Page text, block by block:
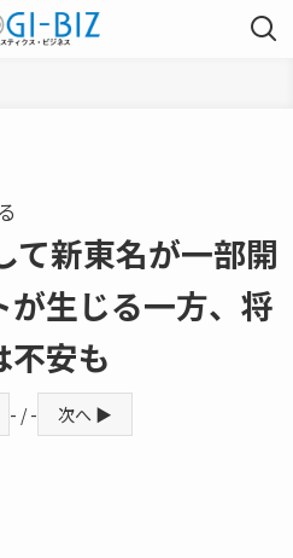
新東名が一部開
生じる一方、将
不安も
- / - 次へ ▶